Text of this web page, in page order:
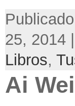
25, 2014
Libros,
Ai